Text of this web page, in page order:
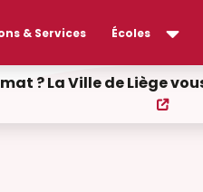
& Services Écoles
? La Ville de Liège